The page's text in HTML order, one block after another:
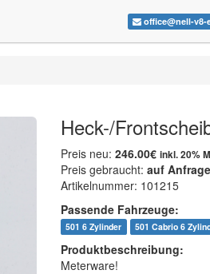
office@nell-v8-
Heck-/
Preis neu: 246.00€ inkl. 20%
Preis gebraucht: auf Anfrage
Artikelnummer: 101215
Passende Fahrzeuge:
501 6 Zylinder 501 Cabrio 6
Produktbeschreibung:
Meterware!